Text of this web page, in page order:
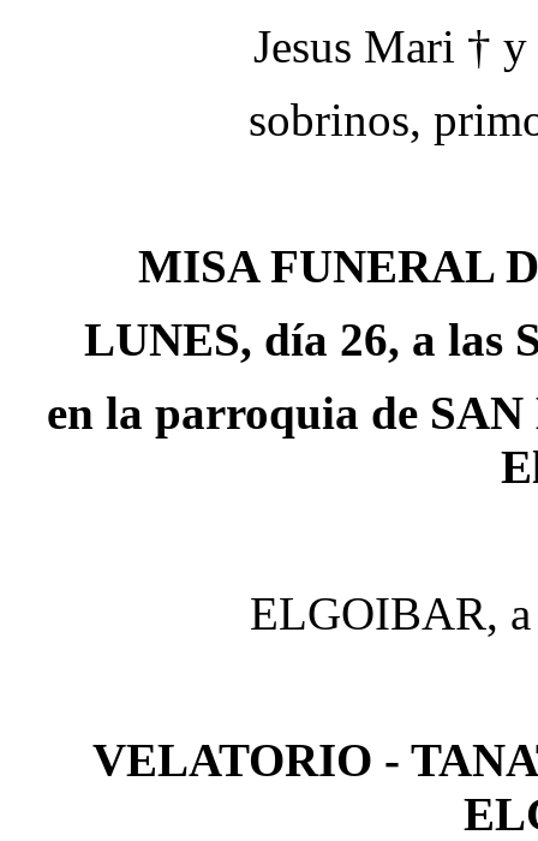
Jesus Mari †
sobrinos,
MISA FUNERAL
LUNES, día 26, a las
en la parroquia de
ELGOIBAR, a
VELATORIO -